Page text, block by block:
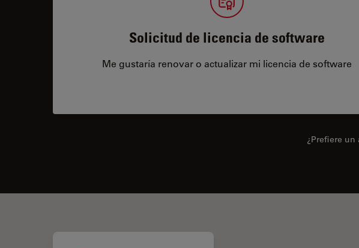
Solicitud de licencia de software
Me gustaría renovar o actualizar mi licencia de software
¿Prefiere